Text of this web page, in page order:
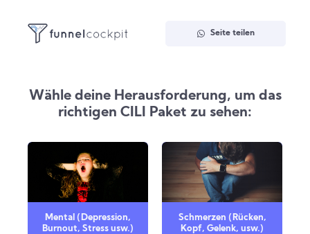
Seite teilen
Wähle deine Herausforderung, um das
richtigen CILI Paket zu sehen:
Mental (Depression,
Burnout, Stress usw.)
Schmerzen (Rücken,
Kopf, Gelenk, usw.)